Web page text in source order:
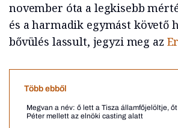
november óta a legkisebb
és a harmadik egymást követő
bővülés lassult, jegyzi meg az
Több ebből
Megvan a név: ő lett a Tisza államfőjelöltje,
Péter mellett az elnöki casting alatt